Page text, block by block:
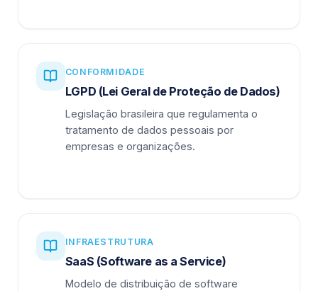
CONFORMIDADE
LGPD (Lei Geral de Proteção de Dados)
Legislação brasileira que regulamenta o
tratamento de dados pessoais por
empresas e organizações.
INFRAESTRUTURA
SaaS (Software as a Service)
Modelo de distribuição de software